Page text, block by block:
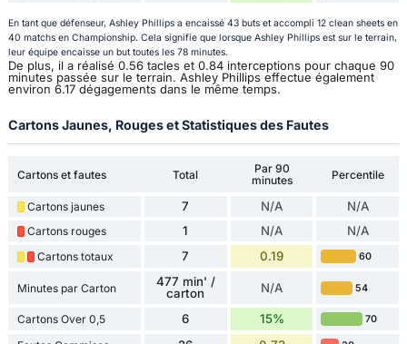
En tant que défenseur, Ashley Phillips a encaissé 43 buts et accompli 12 clean sheets en
40 matchs en Championship. Cela signifie que lorsque Ashley Phillips est sur le terrain,
leur équipe encaisse un but toutes les 78 minutes.
De plus, il a réalisé 0.56 tacles et 0.84 interceptions pour chaque 90
minutes passée sur le terrain. Ashley Phillips effectue également
environ 6.17 dégagements dans le même temps.
Cartons Jaunes, Rouges et Statistiques des Fautes
Cartons et fautes Total
Par 90
minutes
Percentile
Cartons jaunes 7 N/A N/A
Cartons rouges 1 N/A N/A
Cartons totaux 7 0.19 60
Minutes par Carton
477 min' /
carton
N/A 54
Cartons Over 0,5 6 15% 70